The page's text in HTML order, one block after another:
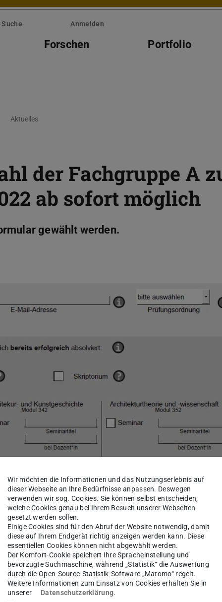
Suche Anmelden
Forschen Portfolio
Aktuelles
der Fachgruppe A
ab sofort möglich
gewählt werden.
der Fachgruppe A laufen wie gewohnt parallel
in diesem Semester noch die Gleiche. So
für die Module 332, 342 und 352 in der
Wir möchten die Informationen und das Nutzungserlebnis auf
dieser Webseite an Ihre Bedürfnisse anpassen. Deswegen
verwenden wir sog. Cookies. Sie können selbst entscheiden,
welche Cookies genau bei Ihrem Besuch unserer Webseiten
gesetzt werden sollen.
Einige Cookies sind für den Abruf der Website notwendig, damit
diese auf Ihrem Endgerät richtig anzeigen werden kann. Diese
essentiellen Cookies können nicht abgewählt werden.
Der Komfort-Cookie speichert Ihre Spracheinstellung und
bevorzugte Suchmaschine, während „Statistik“ die Auswertung
durch die Open-Source-Statistik-Software „Matomo“ regelt.
Weitere Informationen zum Einsatz von Cookies erhalten Sie in
unserer
Datenschutzerklärung.